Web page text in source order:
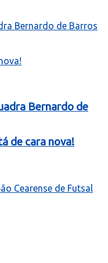
Bernardo de
de cara nova!